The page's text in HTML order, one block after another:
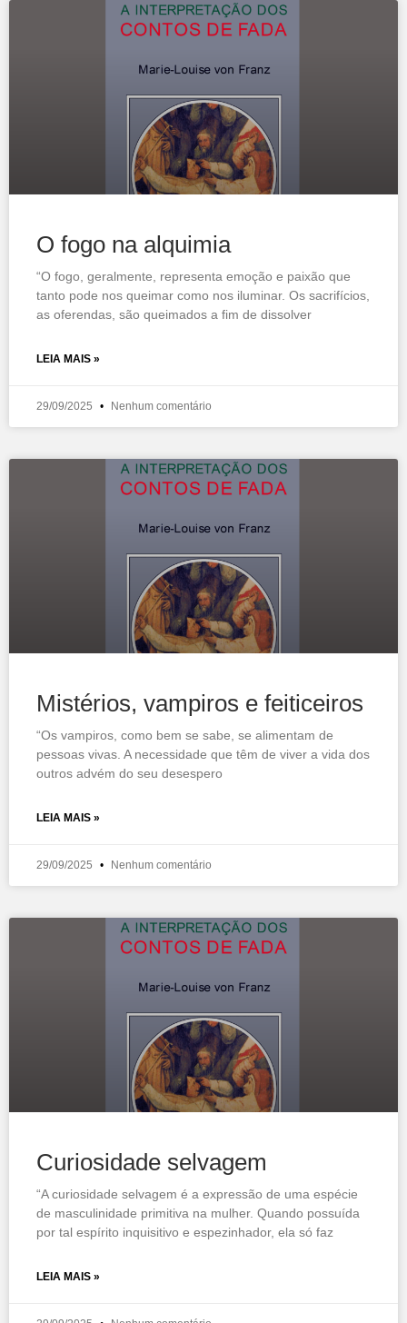
O fogo na alquimia
“O fogo, geralmente, representa emoção e paixão que
tanto pode nos queimar como nos iluminar. Os sacrifícios,
as oferendas, são queimados a fim de dissolver
LEIA MAIS »
29/09/2025 Nenhum comentário
Mistérios, vampiros e feiticeiros
“Os vampiros, como bem se sabe, se alimentam de
pessoas vivas. A necessidade que têm de viver a vida dos
outros advém do seu desespero
LEIA MAIS »
29/09/2025 Nenhum comentário
Curiosidade selvagem
“A curiosidade selvagem é a expressão de uma espécie
de masculinidade primitiva na mulher. Quando possuída
por tal espírito inquisitivo e espezinhador, ela só faz
LEIA MAIS »